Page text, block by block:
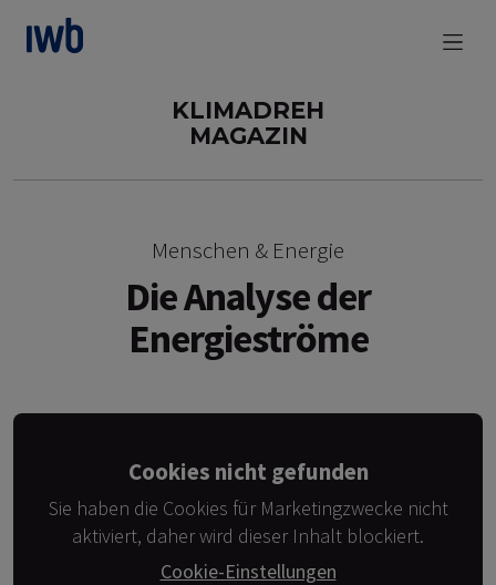
zum Main Content
KLIMADREH
MAGAZIN
Menschen & Energie
Die Analyse der
Energieströme
Cookies nicht gefunden
Sie haben die Cookies für Marketingzwecke nicht
aktiviert, daher wird dieser Inhalt blockiert.
Cookie-Einstellungen